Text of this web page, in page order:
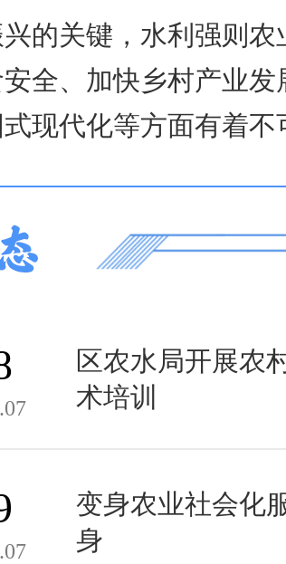
的关键，水利强则
全、加快乡村产业
现代化等方面有着不
区农水局开展农
术培训
变身农业社会化
身